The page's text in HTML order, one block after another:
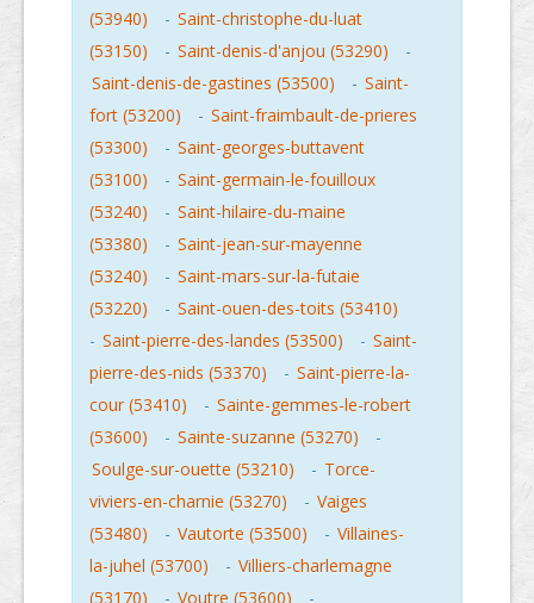
(53940)
- Saint-christophe-du-luat
(53150)
- Saint-denis-d'anjou (53290)
-
Saint-denis-de-gastines (53500)
- Saint-
fort (53200)
- Saint-fraimbault-de-prieres
(53300)
- Saint-georges-buttavent
(53100)
- Saint-germain-le-fouilloux
(53240)
- Saint-hilaire-du-maine
(53380)
- Saint-jean-sur-mayenne
(53240)
- Saint-mars-sur-la-futaie
(53220)
- Saint-ouen-des-toits (53410)
- Saint-pierre-des-landes (53500) - Saint-
pierre-des-nids (53370)
- Saint-pierre-la-
cour (53410)
- Sainte-gemmes-le-robert
(53600)
- Sainte-suzanne (53270)
-
Soulge-sur-ouette (53210)
- Torce-
viviers-en-charnie (53270)
- Vaiges
(53480)
- Vautorte (53500) - Villaines-
la-juhel (53700)
- Villiers-charlemagne
(53170)
- Voutre (53600) -